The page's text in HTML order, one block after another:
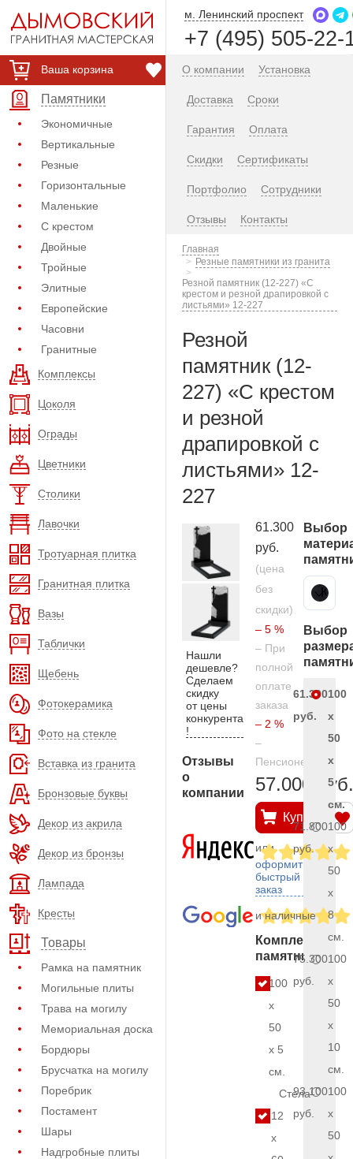
Ваша корзина
Памятники
Экономичные
Вертикальные
Резные
Горизонтальные
Маленькие
С крестом
Двойные
Тройные
Элитные
Европейские
Часовни
Гранитные
Комплексы
Цоколя
Ограды
Цветники
Столики
Лавочки
Тротуарная плитка
Гранитная плитка
Вазы
Таблички
Щебень
Фотокерамика
Фото на стекле
Вставка из гранита
Бронзовые буквы
Декор из акрила
Декор из бронзы
Лампада
Кресты
Товары
Рамка на памятник
Могильные плиты
Трава на могилу
Мемориальная доска
Бордюры
Брусчатка на могилу
Поребрик
Постамент
Шары
Надгробные плиты
м. Ленинский проспект
+7 (495) 505-22-
О компании Установка
Доставка Сроки
Гарантия Оплата
Скидки Сертификаты
Портфолио Сотрудники
Отзывы Контакты
Главная
Резные памятники из гранита
Резной памятник (12-227) «С
крестом и резной драпировкой с
листьями» 12-227
Резной
памятник (12-
227) «С крестом
и резной
драпировкой с
листьями» 12-
227
Нашли
дешевле?
Сделаем
скидку
от цены
конкурента
!
Отзывы
о
компании
61.300
руб.
(цена
без
скидки)
– 5 %
– При
полной
оплате
заказа
– 2 %
–
Пенсионерам
57.000 руб.
Купить
или
оформить
быстрый
заказ
и наличные
Комплект
памятника
100
x
50
x 5
см.
Стела
12
x
Выбор
Карельский гранит
Выбор
61.300
руб.
100
x
50
x
5
см.
71.800
руб.
100
x
50
x
8
см.
75.300
руб.
100
x
50
x
10
см.
93.100
руб.
100
x
50